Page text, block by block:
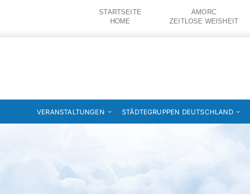
STARTSEITE
HOME
AMORC
ZEITLOSE WEISHEIT
VERANSTALTUNGEN STÄDTEGRUPPEN DEUTSCHLAND